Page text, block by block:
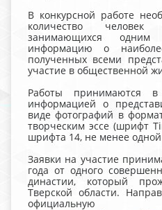
В конкурсной работе
количество человек
занимающихся одним
информацию о
полученных всеми
участие в общественной
Работы принимаются
информацией о
виде фотографий в
творческим эссе (шрифт
шрифта 14, не менее
Заявки на участие
года от одного
династии, который
Тверской области.